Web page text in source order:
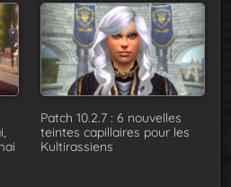
Patch 10.2.7 : 6 nouvelles
teintes capillaires pour les
Kultirassiens